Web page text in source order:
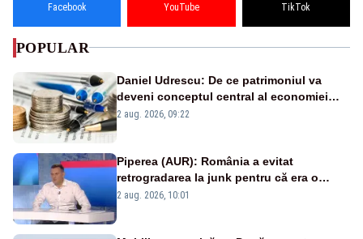
Facebook YouTube TikTok
POPULAR
Daniel Udrescu: De ce patrimoniul va
deveni conceptul central al economiei
viitoare?
2 aug. 2026, 09:22
Piperea (AUR): România a evitat
retrogradarea la junk pentru că era o
catastrofă pentru bănci și fondurile de
2 aug. 2026, 10:01